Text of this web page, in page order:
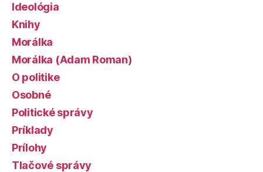
Ideológia
Knihy
Morálka
Morálka (Adam Roman)
O politike
Osobné
Politické správy
Príklady
Prílohy
Tlačové správy